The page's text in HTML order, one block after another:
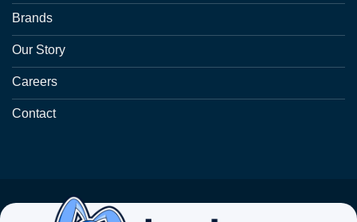
Brands
Our Story
Careers
Contact